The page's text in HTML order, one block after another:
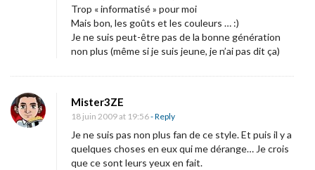
s
n
o
v
e
l
l
e
Trop « informatisé » pour moi
Mais bon, les goûts et les couleurs … :)
Je ne suis peut-être pas de la bonne génération
non plus (même si je suis jeune, je n’ai pas dit ça)
Mister3ZE
18 juin 2009 at 19:56- Reply
Je ne suis pas non plus fan de ce style. Et puis il y a
quelques choses en eux qui me dérange… Je crois
que ce sont leurs yeux en fait.